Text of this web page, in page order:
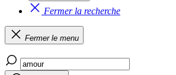
Fermer la recherche
Fermer le menu